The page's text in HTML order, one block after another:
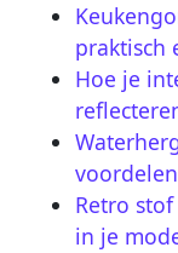
praktisch
Hoe je
Retro
in je